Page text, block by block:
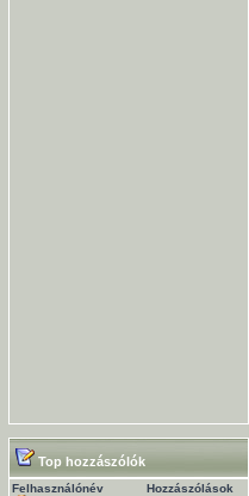
Top hozzászólók
Felhasználónév
Hozzászólások